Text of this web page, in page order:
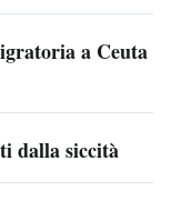
a Ceuta
dalla siccità